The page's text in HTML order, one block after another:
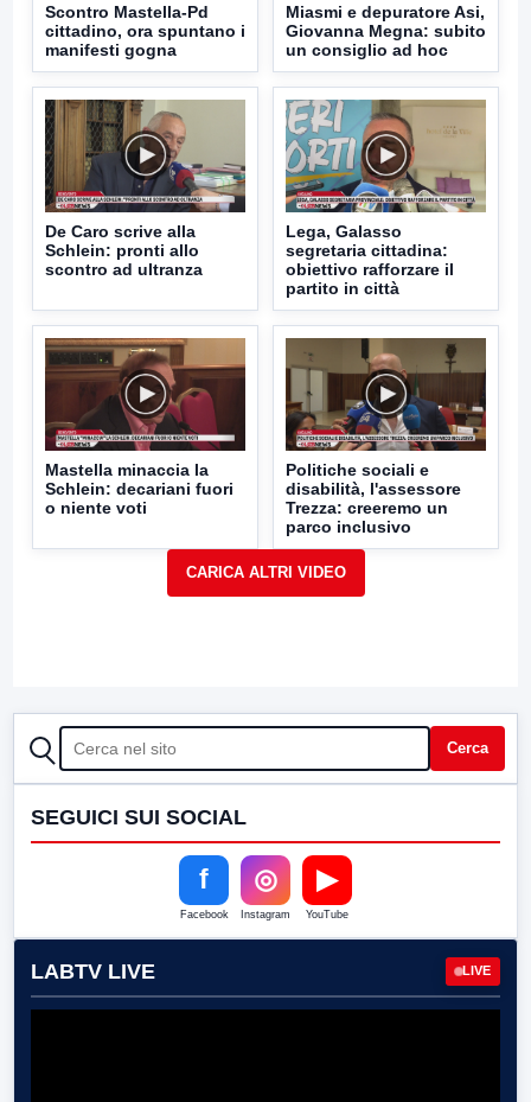
Scontro Mastella-Pd
cittadino, ora spuntano i
manifesti gogna
Miasmi e depuratore Asi,
Giovanna Megna: subito
un consiglio ad hoc
De Caro scrive alla
Schlein: pronti allo
scontro ad ultranza
Lega, Galasso
segretaria cittadina:
obiettivo rafforzare il
partito in città
Mastella minaccia la
Schlein: decariani fuori
o niente voti
Politiche sociali e
disabilità, l'assessore
Trezza: creeremo un
parco inclusivo
CERCA Cerca
SEGUICI SUI SOCIAL
f
Facebook
◎
Instagram
▶
YouTube
LABTV LIVE LIVE